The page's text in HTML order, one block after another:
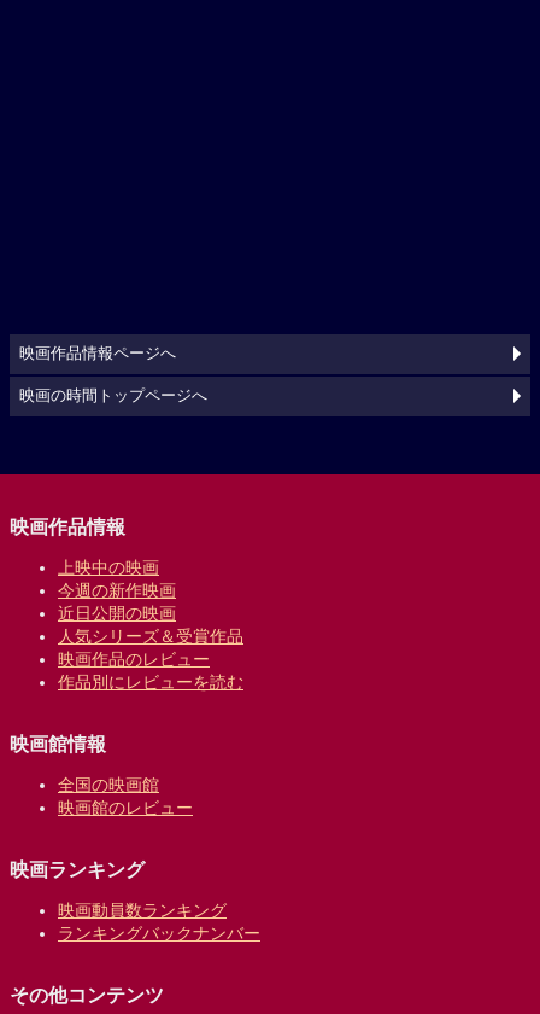
映画作品情報ページへ
映画の時間トップページへ
映画作品情報
上映中の映画
今週の新作映画
近日公開の映画
人気シリーズ＆受賞作品
映画作品のレビュー
作品別にレビューを読む
映画館情報
全国の映画館
映画館のレビュー
映画ランキング
映画動員数ランキング
ランキングバックナンバー
その他コンテンツ